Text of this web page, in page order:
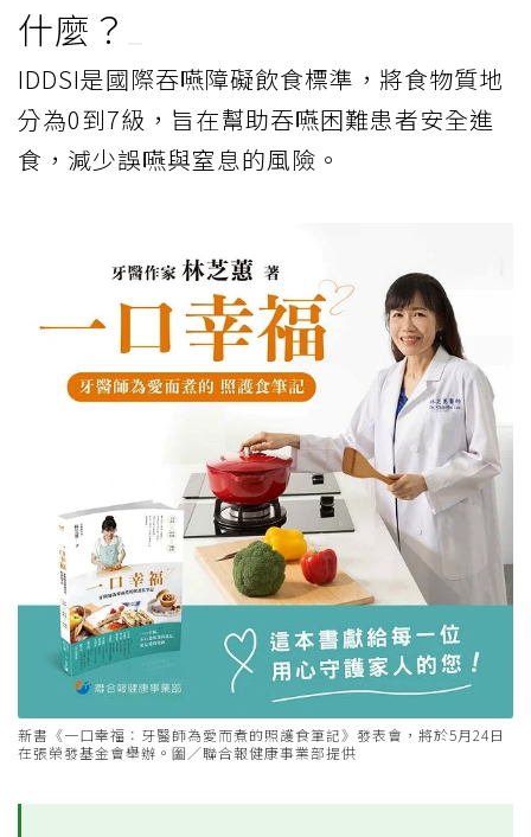
什麼？
IDDSI是國際吞嚥障礙飲食標準，將食物質地
分為0到7級，旨在幫助吞嚥困難患者安全進
食，減少誤嚥與窒息的風險。
新書《一口幸福：牙醫師為愛而煮的照護食筆記》發表會，將於5月24日
在張榮發基金會舉辦。圗／聯合報健康事業部提供